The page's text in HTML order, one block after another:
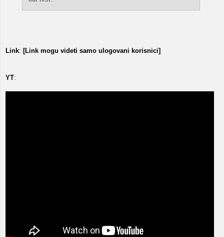
Link: [Link mogu videti samo ulogovani korisnici]
YT: